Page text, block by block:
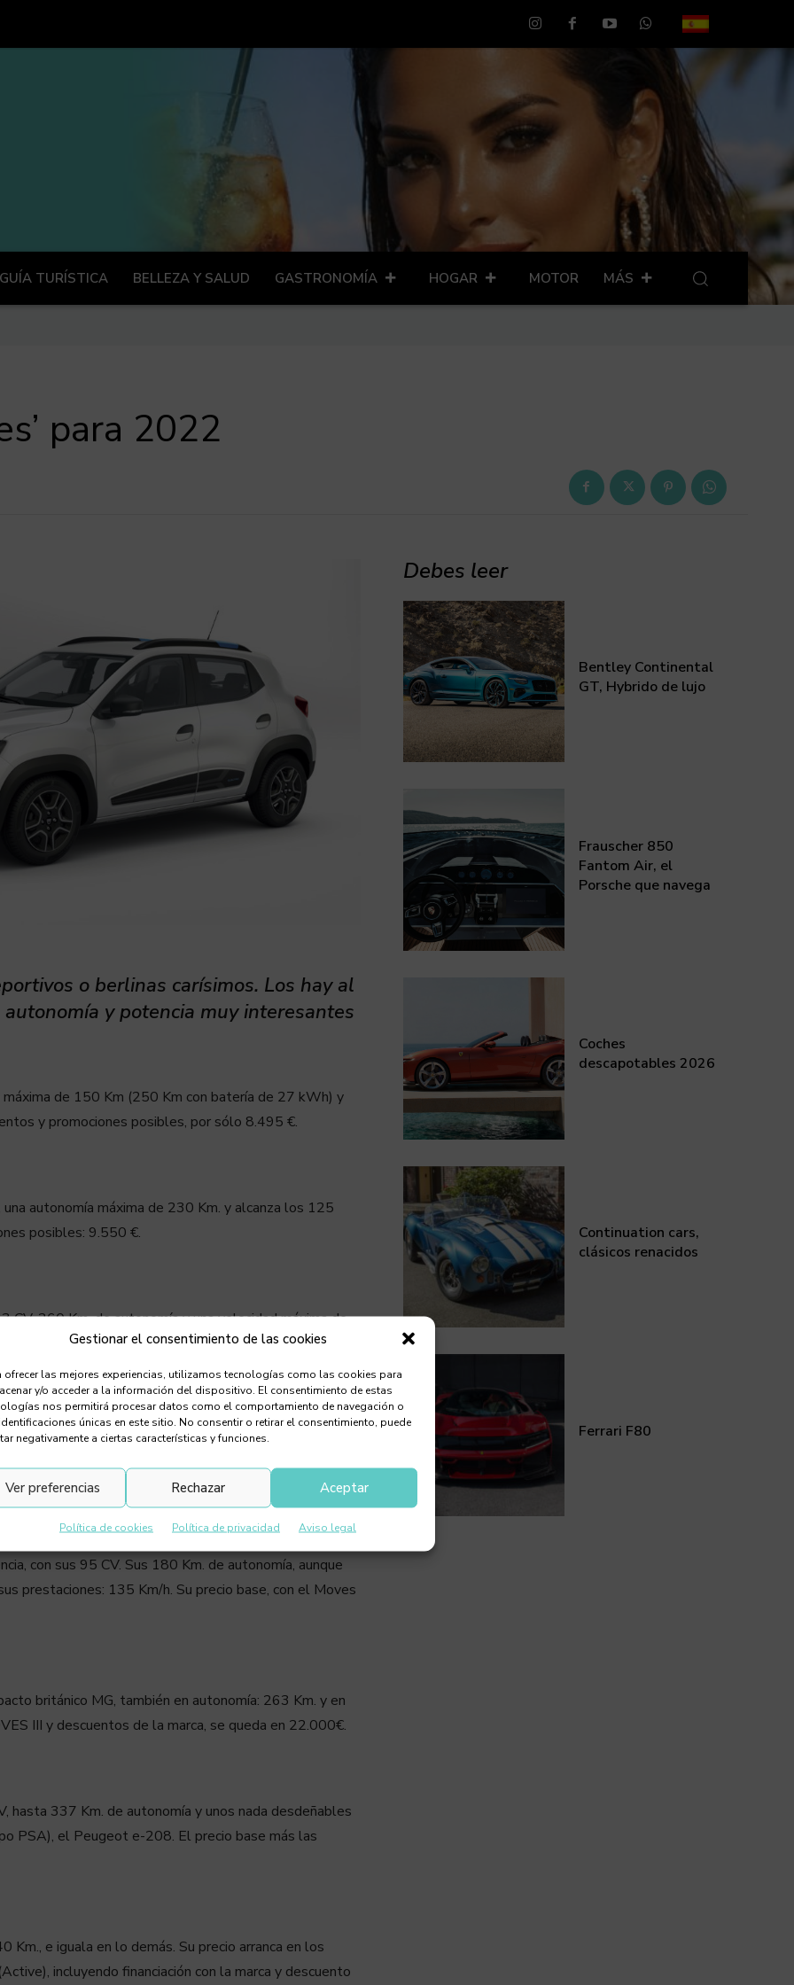
Gestionar el consentimiento de las cookies
ofrecer las mejores experiencias, utilizamos tecnologías como las cookies para
y/o acceder a la información del dispositivo. El consentimiento de estas
nos permitirá procesar datos como el comportamiento de navegación o
únicas en este sitio. No consentir o retirar el consentimiento, puede
negativamente a ciertas características y funciones.
Aceptar
Rechazar
Ver preferencias
Política de cookies Política de privacidad Aviso legal
GUÍA TURÍSTICA BELLEZA Y SALUD GASTRONOMÍA HOGAR MOTOR MÁS
para 2022
o berlinas carísimos. Los hay al
y potencia muy interesantes
de 150 Km (250 Km con batería de 27 kWh) y
y promociones posibles, por sólo 8.495 €.
autonomía máxima de 230 Km. y alcanza los 125
posibles: 9.550 €.
260 Km. de autonomía y una velocidad máxima de
en 11.800 €.
urbana más que interesante, con sus 82 CV, sus hasta
h., Aplicando el descuento máximo MOVES III queda
con sus 95 CV. Sus 180 Km. de autonomía, aunque
prestaciones: 135 Km/h. Su precio base, con el Moves
británico MG, también en autonomía: 263 Km. y en
III y descuentos de la marca, se queda en 22.000€.
hasta 337 Km. de autonomía y unos nada desdeñables
PSA), el Peugeot e-208. El precio base más las
e iguala en lo demás. Su precio arranca en los
incluyendo financiación con la marca y descuento
Debes leer
Bentley Continental
GT, Hybrido de lujo
Frauscher 850
Fantom Air, el
Porsche que navega
Coches
descapotables 2026
Continuation cars,
clásicos renacidos
Ferrari F80